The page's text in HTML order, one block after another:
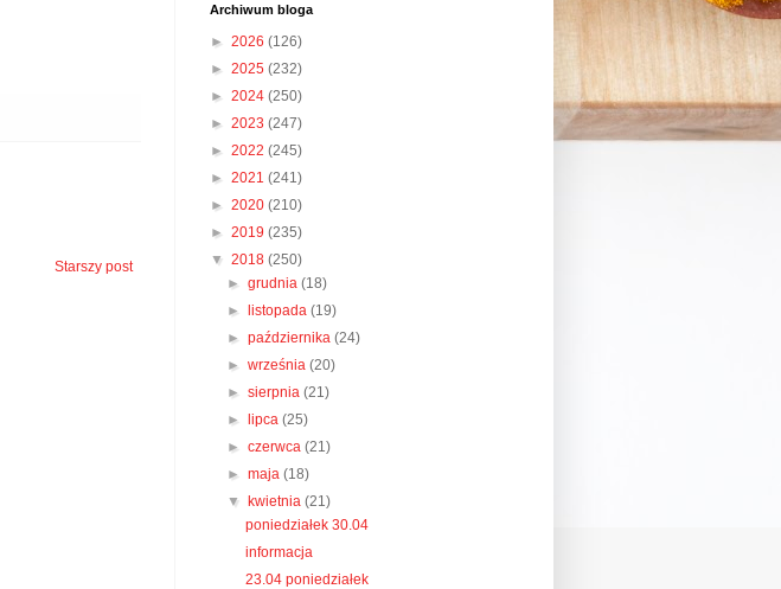
Starszy post
Archiwum bloga
► 2026 (126)
► 2025 (232)
► 2024 (250)
► 2023 (247)
► 2022 (245)
► 2021 (241)
► 2020 (210)
► 2019 (235)
▼ 2018 (250)
►grudnia(18)
►
listopada(19)
►października(24)
►września(20)
►sierpnia(21)
►
lipca(25)
►czerwca(21)
►maja(18)
▼
kwietnia(21)
poniedziałek 30.04
informacja
23.04 poniedziałek